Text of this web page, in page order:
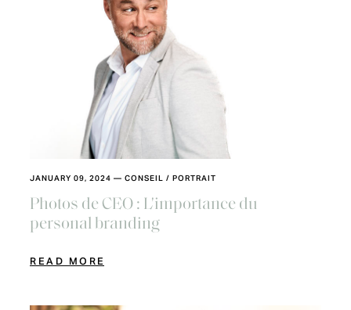
JANUARY 09, 2024 — CONSEIL / PORTRAIT
Photos de CEO : L'importance du
personal branding
READ MORE